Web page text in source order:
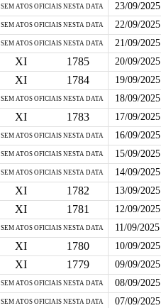
SEM ATOS OFICIAIS NESTA DATA 23/09/2025
SEM ATOS OFICIAIS NESTA DATA 22/09/2025
SEM ATOS OFICIAIS NESTA DATA 21/09/2025
XI 1785 20/09/2025
XI 1784 19/09/2025
SEM ATOS OFICIAIS NESTA DATA 18/09/2025
XI 1783 17/09/2025
SEM ATOS OFICIAIS NESTA DATA 16/09/2025
SEM ATOS OFICIAIS NESTA DATA 15/09/2025
SEM ATOS OFICIAIS NESTA DATA 14/09/2025
XI 1782 13/09/2025
XI 1781 12/09/2025
SEM ATOS OFICIAIS NESTA DATA 11/09/2025
XI 1780 10/09/2025
XI 1779 09/09/2025
SEM ATOS OFICIAIS NESTA DATA 08/09/2025
SEM ATOS OFICIAIS NESTA DATA 07/09/2025